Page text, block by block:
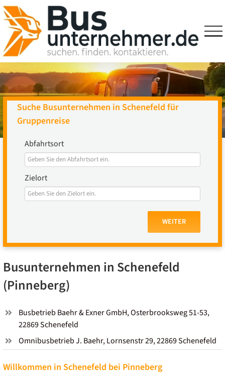
Skip
to
content
Suche Busunternehmen in Schenefeld für
Gruppenreise
Abfahrtsort
Zielort
WEITER
Busunternehmen in Schenefeld
(Pinneberg)
Busbetrieb Baehr & Exner GmbH, Osterbrooksweg 51-53,
22869 Schenefeld
Omnibusbetrieb J. Baehr, Lornsenstr 29, 22869 Schenefeld
Willkommen in Schenefeld bei Pinneberg